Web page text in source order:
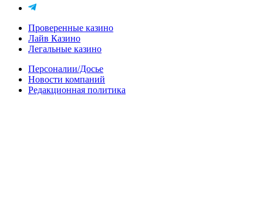
Проверенные казино
Лайв Казино
Легальные казино
Персоналии/Досье
Новости компаний
Редакционная политика